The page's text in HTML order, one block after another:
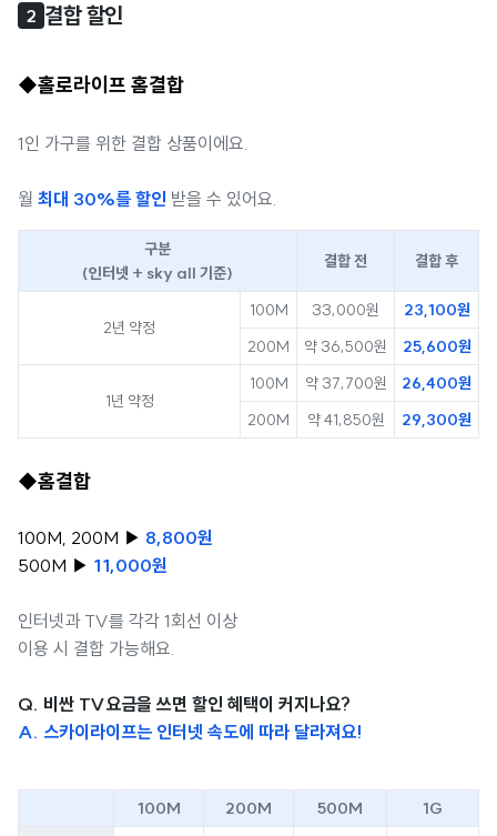
2 결합 할인
◆홀로라이프 홈결합
1인 가구를 위한 결합 상품이에요.
월 최대 30%를 할인 받을 수 있어요.
구분
(인터넷 + sky all 기준)
결합 전 결합 후
2년 약정
100M 33,000원
23,100원
200M
약 36,500원 25,600원
1년 약정
100M 약 37,700원
26,400원
200M
약 41,850원 29,300원
◆홈결합
100M, 200M ▶ 8,800원
500M ▶ 11,000원
인터넷과 TV를 각각 1회선 이상
이용 시 결합 가능해요.
Q. 비싼 TV요금을 쓰면 할인 혜택이 커지나요?
A. 스카이라이프는 인터넷 속도에 따라 달라져요!
100M 200M 500M
1G